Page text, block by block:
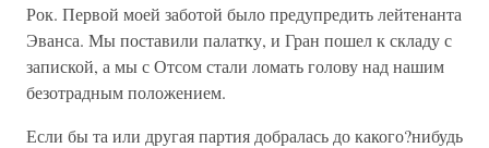
Рок. Первой моей заботой было предупредить лейтенанта
Эванса. Мы поставили палатку, и Гран пошел к складу с
запиской, а мы с Отсом стали ломать голову над нашим
безотрадным положением.
Если бы та или другая партия добралась до какого?нибудь